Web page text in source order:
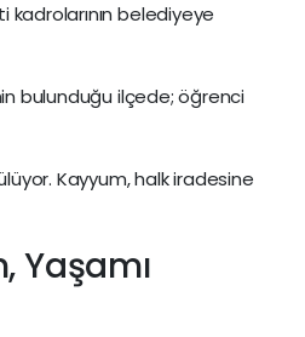
belediyeye
bulunduğu ilçede; öğrenci
Kayyum, halk iradesine
Yaşamı